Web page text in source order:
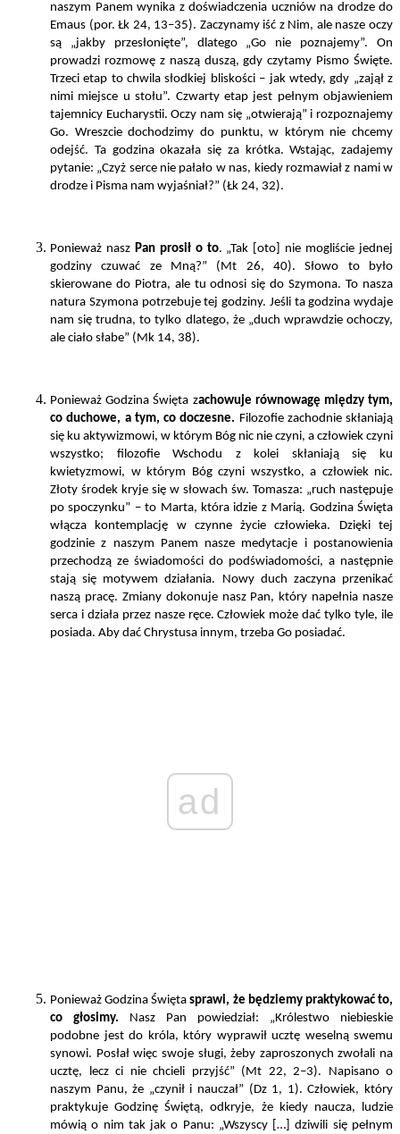
naszym Panem wynika z doświadczenia uczniów na drodze do
Emaus (por. Łk 24, 13–35). Zaczynamy iść z Nim, ale nasze oczy
są „jakby przesłonięte”, dlatego „Go nie poznajemy”. On
prowadzi rozmowę z naszą duszą, gdy czytamy Pismo Święte.
Trzeci etap to chwila słodkiej bliskości – jak wtedy, gdy „zajął z
nimi miejsce u stołu”. Czwarty etap jest pełnym objawieniem
tajemnicy Eucharystii. Oczy nam się „otwierają” i rozpoznajemy
Go. Wreszcie dochodzimy do punktu, w którym nie chcemy
odejść. Ta godzina okazała się za krótka. Wstając, zadajemy
pytanie: „Czyż serce nie pałało w nas, kiedy rozmawiał z nami w
drodze i Pisma nam wyjaśniał?” (Łk 24, 32).
Ponieważ nasz Pan prosił o to. „Tak [oto] nie mogliście jednej
godziny czuwać ze Mną?” (Mt 26, 40). Słowo to było
skierowane do Piotra, ale tu odnosi się do Szymona. To nasza
natura Szymona potrzebuje tej godziny. Jeśli ta godzina wydaje
nam się trudna, to tylko dlatego, że „duch wprawdzie ochoczy,
ale ciało słabe” (Mk 14, 38).
Ponieważ Godzina Święta zachowuje równowagę między tym,
co duchowe, a tym, co doczesne. Filozofie zachodnie skłaniają
się ku aktywizmowi, w którym Bóg nic nie czyni, a człowiek czyni
wszystko; filozofie Wschodu z kolei skłaniają się ku
kwietyzmowi, w którym Bóg czyni wszystko, a człowiek nic.
Złoty środek kryje się w słowach św. Tomasza: „ruch następuje
po spoczynku” – to Marta, która idzie z Marią. Godzina Święta
włącza kontemplację w czynne życie człowieka. Dzięki tej
godzinie z naszym Panem nasze medytacje i postanowienia
przechodzą ze świadomości do podświadomości, a następnie
stają się motywem działania. Nowy duch zaczyna przenikać
naszą pracę. Zmiany dokonuje nasz Pan, który napełnia nasze
serca i działa przez nasze ręce. Człowiek może dać tylko tyle, ile
posiada. Aby dać Chrystusa innym, trzeba Go posiadać.
ad
Ponieważ Godzina Świętasprawi, że będziemy praktykować to,
co głosimy. Nasz Pan powiedział: „Królestwo niebieskie
podobne jest do króla, który wyprawił ucztę weselną swemu
synowi. Posłał więc swoje sługi, żeby zaproszonych zwołali na
ucztę, lecz ci nie chcieli przyjść” (Mt 22, 2–3). Napisano o
naszym Panu, że „czynił i nauczał” (Dz 1, 1). Człowiek, który
praktykuje Godzinę Świętą, odkryje, że kiedy naucza, ludzie
mówią o nim tak jak o Panu: „Wszyscy […] dziwili się pełnym